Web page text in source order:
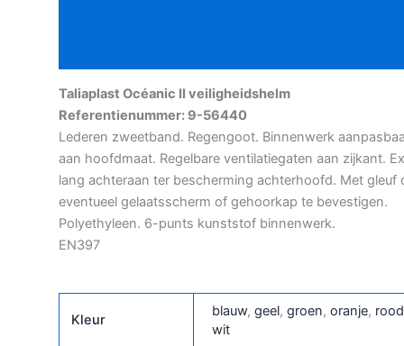
Taliaplast Océanic II veiligheidshelm
Referentienummer: 9-56440
Lederen zweetband. Regengoot. Binnenwerk
aan hoofdmaat. Regelbare ventilatiegaten aan zijkant.
lang achteraan ter bescherming achterhoofd. Met gleuf
eventueel gelaatsscherm of gehoorkap te bevestigen.
Polyethyleen. 6-punts kunststof binnenwerk.
EN397
Kleur
blauw, geel, groen, oranje, rood
wit